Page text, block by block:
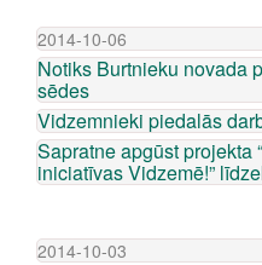
2014-10-06
Notiks Burtnieku novada
sēdes
Vidzemnieki piedalās
Sapratne apgūst projekta
iniciatīvas Vidzemē!”
2014-10-03